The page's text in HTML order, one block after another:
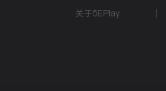
关于5EPlay